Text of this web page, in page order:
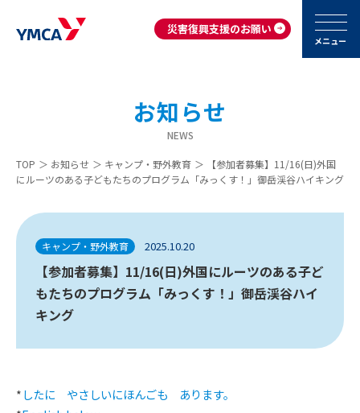
災害復興支援のお願い
メニュー
お知らせ
NEWS
TOP ＞ お知らせ ＞ キャンプ・野外教育 ＞
【参加者募集】11/16(日)外国
にルーツのある子どもたちのプログラム「みっくす！」御岳渓谷ハイキング
キャンプ・野外教育 2025.10.20
【参加者募集】11/16(日)外国にルーツのある子ど
もたちのプログラム「みっくす！」御岳渓谷ハイ
キング
*したに やさしいにほんごも あります。